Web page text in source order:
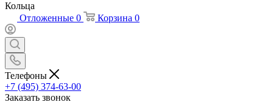
Кольца
Отложенные 0 Корзина 0
Телефоны
+7 (495) 374-63-00
Заказать звонок